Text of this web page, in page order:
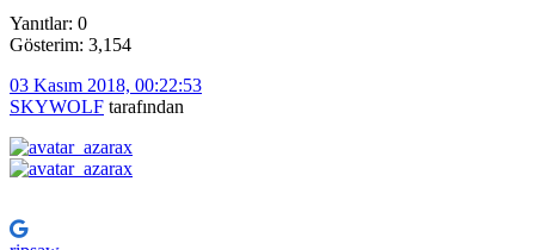
Yanıtlar: 0
Gösterim: 3,154
03 Kasım 2018, 00:22:53
SKYWOLF tarafından